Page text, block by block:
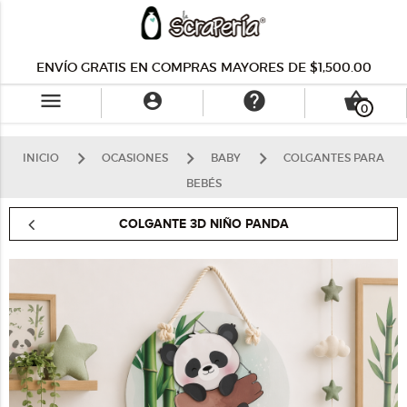
ENVÍO GRATIS EN COMPRAS MAYORES DE $1,500.00
menu  help 0
shopping_basket
INICIO OCASIONES BABY
COLGANTES PARA
BEBÉS
COLGANTE 3D NIÑO PANDA